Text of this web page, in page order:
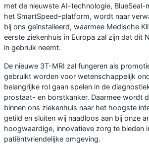
met de nieuwste AI-technologie, BlueSeal-
het SmartSpeed-platform, wordt naar
bij ons geïnstalleerd, waarmee Medische
eerste ziekenhuis in Europa zal zijn dat dit
in gebruik neemt.
De nieuwe 3T-MRI zal fungeren als
gebruikt worden voor wetenschappelijk
belangrijke rol gaan spelen in de
prostaat- en borstkanker. Daarmee wordt
binnen ons ziekenhuis naar het hoogste
getild en sluiten wij naadloos aan bij onze
hoogwaardige, innovatieve zorg te bieden
patiëntvriendelijke omgeving.